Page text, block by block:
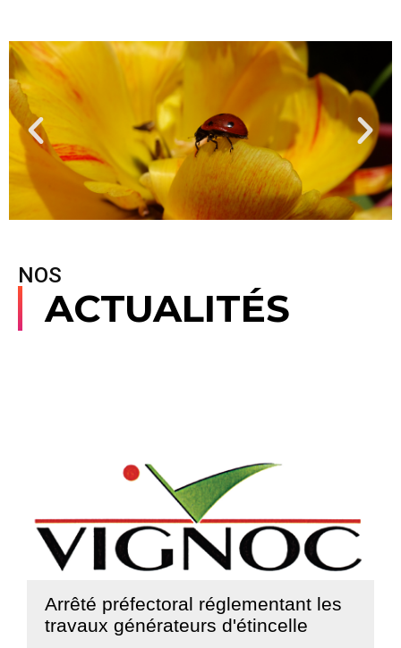
NOS
ACTUALITÉS
Arrêté préfectoral réglementant les
travaux générateurs d'étincelle